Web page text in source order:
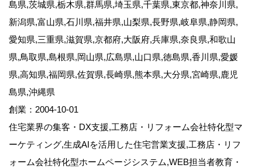
島県,茨城県,栃木県,群馬県,埼玉県,千葉県,東京都,神奈川県,
新潟県,富山県,石川県,福井県,山梨県,長野県,岐阜県,静岡県,
愛知県,三重県,滋賀県,京都府,大阪府,兵庫県,奈良県,和歌山
県,鳥取県,島根県,岡山県,広島県,山口県,徳島県,香川県,愛媛
県,高知県,福岡県,佐賀県,長崎県,熊本県,大分県,宮崎県,鹿児
島県,沖縄県
創業：2004-10-01
住宅業界の集客・DX支援,工務店・リフォーム会社特化型マ
ーケティング,生成AIを活用した住宅営業支援,工務店・リフ
ォーム会社特化型ホームページシステム,WEB担当者教育・